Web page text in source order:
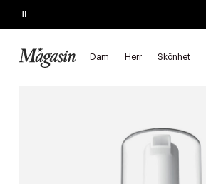
Pause
Dam Herr Skönhet
SLUTAR SNART
Startsida Skönhet Hudvård